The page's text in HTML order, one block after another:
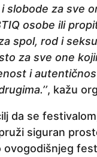
slobode za sve
osobe ili
spol, rod i
za sve one
i
, kažu
da se
siguran
ovogodišnjeg